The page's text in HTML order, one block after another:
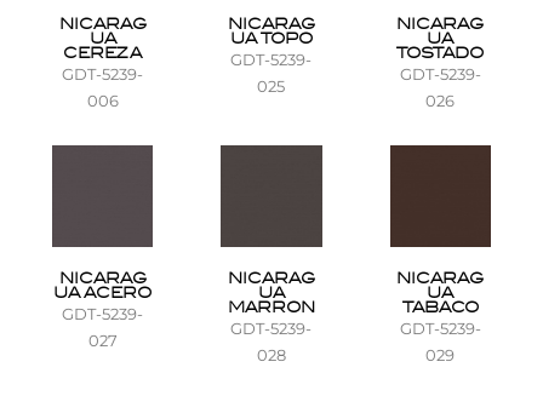
NICARAG
UA
CEREZA
GDT-5239-
006
NICARAG
UA TOPO
GDT-5239-
025
NICARAG
UA
TOSTADO
GDT-5239-
026
NICARAG
UA ACERO
GDT-5239-
027
NICARAG
UA
MARRON
GDT-5239-
028
NICARAG
UA
TABACO
GDT-5239-
029